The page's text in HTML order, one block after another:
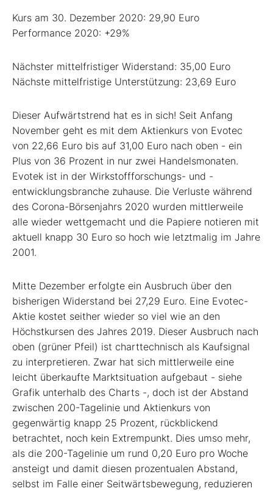
Kurs am 30. Dezember 2020: 29,90 Euro
Performance 2020: +29%
Nächster mittelfristiger Widerstand: 35,00 Euro
Nächste mittelfristige Unterstützung: 23,69 Euro
Dieser Aufwärtstrend hat es in sich! Seit Anfang
November geht es mit dem Aktienkurs von Evotec
von 22,66 Euro bis auf 31,00 Euro nach oben - ein
Plus von 36 Prozent in nur zwei Handelsmonaten.
Evotek ist in der Wirkstoffforschungs- und -
entwicklungsbranche zuhause. Die Verluste während
des Corona-Börsenjahrs 2020 wurden mittlerweile
alle wieder wettgemacht und die Papiere notieren mit
aktuell knapp 30 Euro so hoch wie letztmalig im Jahre
2001.
Mitte Dezember erfolgte ein Ausbruch über den
bisherigen Widerstand bei 27,29 Euro. Eine Evotec-
Aktie kostet seither wieder so viel wie an den
Höchstkursen des Jahres 2019. Dieser Ausbruch nach
oben (grüner Pfeil) ist charttechnisch als Kaufsignal
zu interpretieren. Zwar hat sich mittlerweile eine
leicht überkaufte Marktsituation aufgebaut - siehe
Grafik unterhalb des Charts -, doch ist der Abstand
zwischen 200-Tagelinie und Aktienkurs von
gegenwärtig knapp 25 Prozent, rückblickend
betrachtet, noch kein Extrempunkt. Dies umso mehr,
als die 200-Tagelinie um rund 0,20 Euro pro Woche
ansteigt und damit diesen prozentualen Abstand,
selbst im Falle einer Seitwärtsbewegung, reduzieren